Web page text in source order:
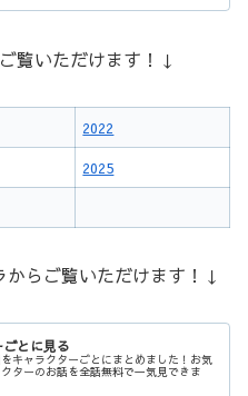
覧いただけます！↓
2022
2025
らご覧いただけます！↓
とに見る
キャラクターごとにまとめました！お気
ターのお話を全話無料で一気見できま